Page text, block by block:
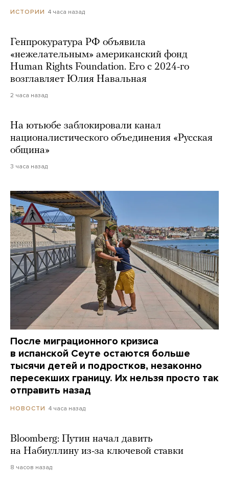
ИСТОРИИ 4 часа назад
Генпрокуратура РФ объявила
«нежелательным» американский фонд
Human Rights Foundation. Его с 2024-го
возглавляет Юлия Навальная
2 часа назад
На ютьюбе заблокировали канал
националистического объединения «Русская
община»
3 часа назад
После миграционного кризиса
в испанской Сеуте остаются больше
тысячи детей и подростков, незаконно
пересекших границу. Их нельзя просто так
отправить назад
НОВОСТИ 4 часа назад
Bloomberg: Путин начал давить
на Набиуллину из-за ключевой ставки
8 часов назад